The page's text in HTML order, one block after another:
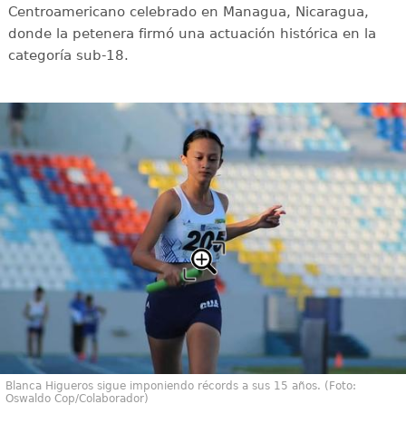
Centroamericano celebrado en Managua, Nicaragua,
donde la petenera firmó una actuación histórica en la
categoría sub-18.
Blanca Higueros sigue imponiendo récords a sus 15 años. (Foto:
Oswaldo Cop/Colaborador)